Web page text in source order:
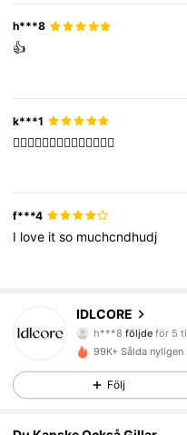
h***8
👍
k***1
👍🏻👍🏻👍🏻👍🏻👍🏻👍🏻👍🏻
f***4
I love itso muchcndhudj
IDLCORE
h***8följde
k***aär på webben
4.82
11K Följare
99K+ Sålda nyligen
Följ